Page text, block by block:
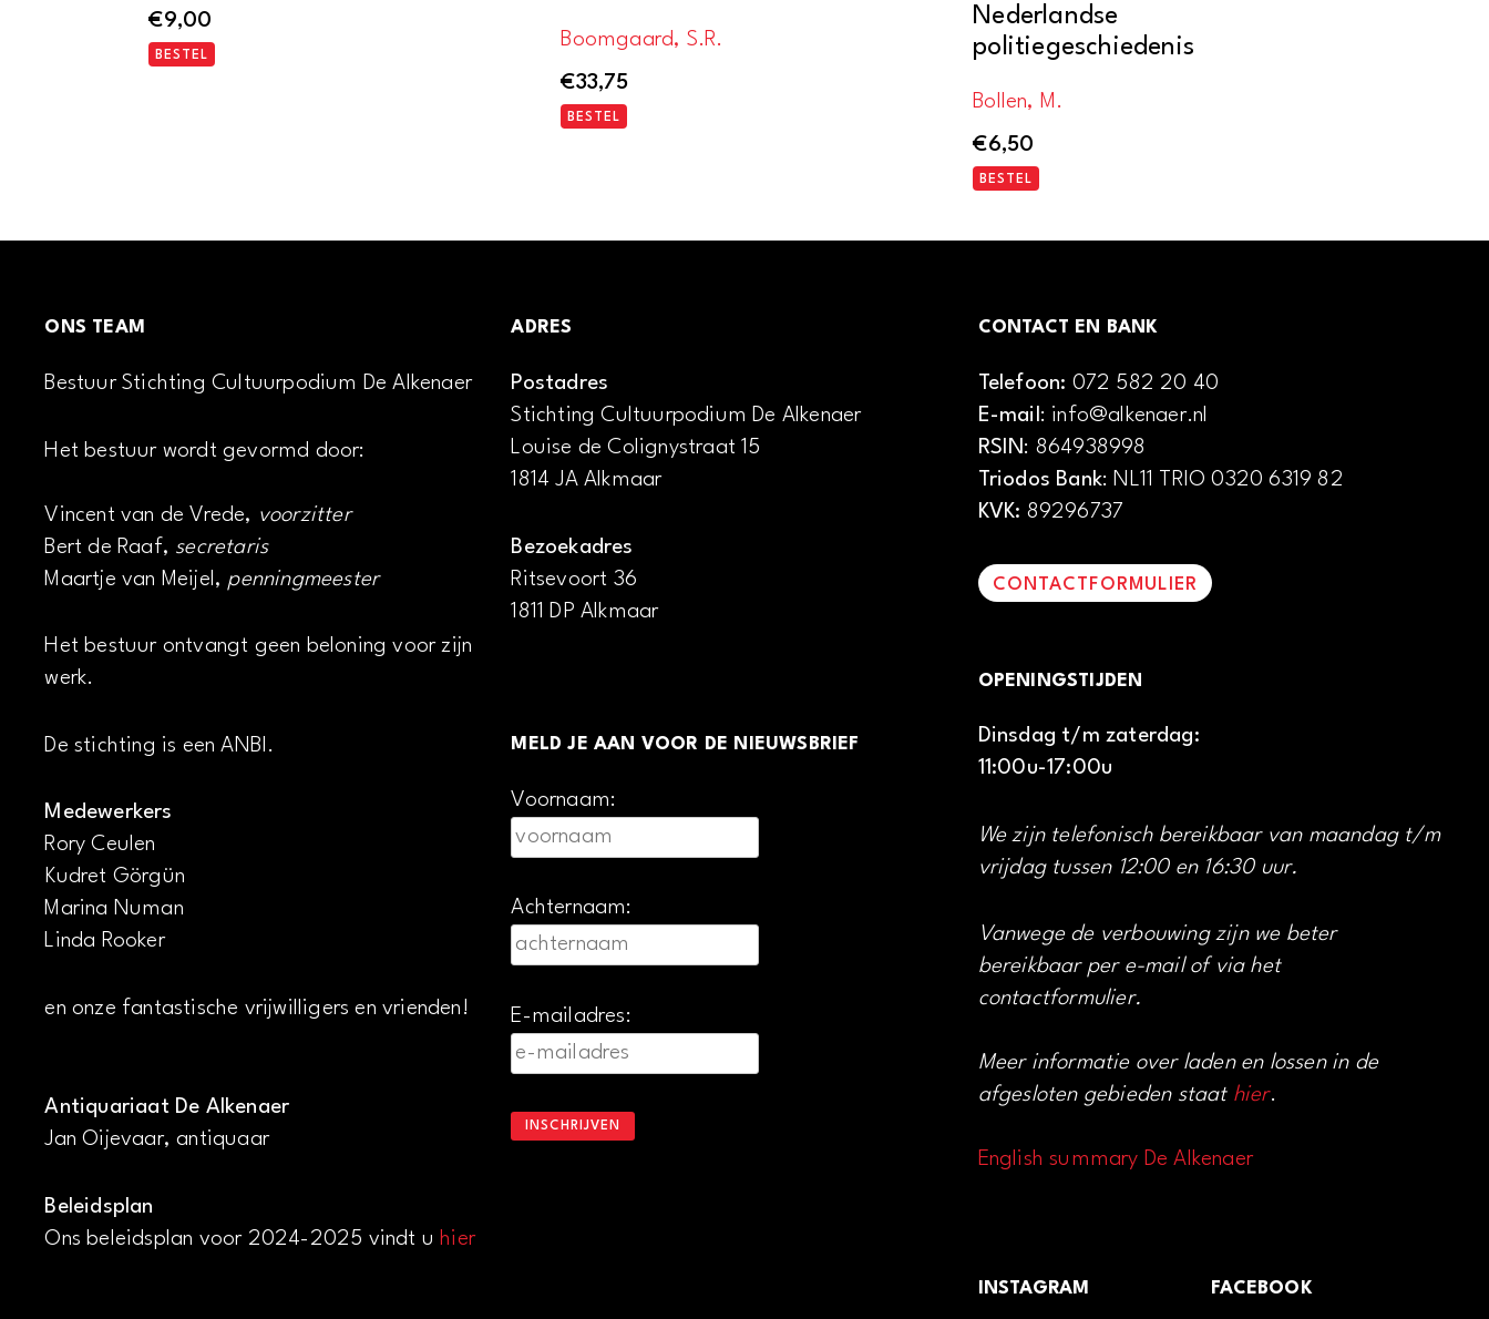
€9,00
BESTEL
Boomgaard, S.R.
€33,75
BESTEL
Nederlandse
politiegeschiedenis
Bollen, M.
€6,50
BESTEL
ONS TEAM
Bestuur Stichting Cultuurpodium De Alkenaer
Het bestuur wordt gevormd door:
Vincent van de Vrede, voorzitter
Bert de Raaf, secretaris
Maartje van Meijel, penningmeester
Het bestuur ontvangt geen beloning voor zijn
werk.
De stichting is een ANBI.
Medewerkers
Rory Ceulen
Kudret Görgün
Marina Numan
Linda Rooker
en onze fantastische vrijwilligers en vrienden!
Antiquariaat De Alkenaer
Jan Oijevaar, antiquaar
Beleidsplan
Ons beleidsplan voor 2024-2025 vindt u hier
ADRES
Postadres
Stichting Cultuurpodium De Alkenaer
Louise de Colignystraat 15
1814 JA Alkmaar
Bezoekadres
Ritsevoort 36
1811 DP Alkmaar
MELD JE AAN VOOR DE NIEUWSBRIEF
Voornaam:
Achternaam:
E-mailadres:
CONTACT EN BANK
Telefoon: 072 582 20 40
E-mail: info@alkenaer.nl
RSIN: 864938998
Triodos Bank: NL11 TRIO 0320 6319 82
KVK: 89296737
CONTACTFORMULIER
OPENINGSTIJDEN
Dinsdag t/m zaterdag:
11:00u-17:00u
We zijn telefonisch bereikbaar van maandag t/m
vrijdag tussen 12:00 en 16:30 uur.
Vanwege de verbouwing zijn we beter
bereikbaar per e-mail of via het
contactformulier.
Meer informatie over laden en lossen in de
afgesloten gebieden staat hier.
English summary De Alkenaer
INSTAGRAM FACEBOOK